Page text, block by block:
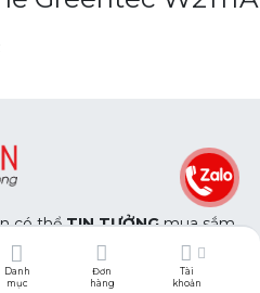
Danh
mục
Đơn
hàng
Tài
khoản
có thểTIN TƯỞNGmua sắm
lượng chính hãng.
vụ hậu mãi chuyên nghiệp